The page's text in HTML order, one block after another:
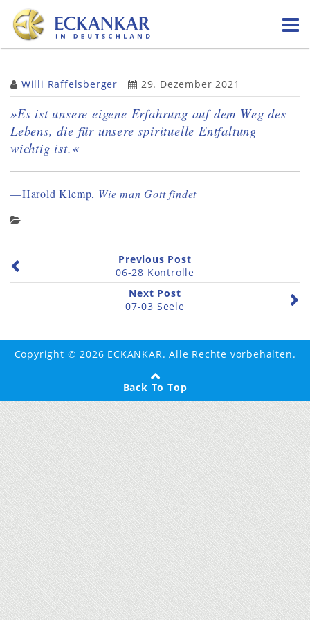
Skip
content
Willi Raffelsberger 29. Dezember 2021
»Es ist unsere eigene Erfahrung auf dem Weg des
Lebens, die für unsere spirituelle Entfaltung
wichtig ist.«
—Harold Klemp, Wie man Gott findet
Previous Post
06-28 Kontrolle
Next Post
07-03 Seele
Copyright © 2026 ECKANKAR. Alle Rechte vorbehalten.
Back To Top